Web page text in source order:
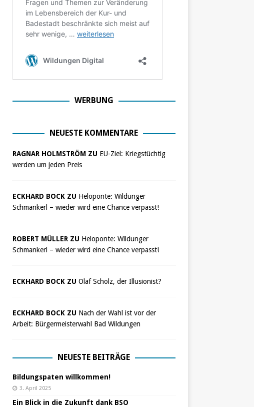
WERBUNG
NEUESTE KOMMENTARE
RAGNAR HOLMSTRÖM ZU EU-Ziel: Kriegstüchtig
werden um jeden Preis
ECKHARD BOCK ZU Heloponte: Wildunger
Schmankerl – wieder wird eine Chance verpasst!
ROBERT MÜLLER ZU Heloponte: Wildunger
Schmankerl – wieder wird eine Chance verpasst!
ECKHARD BOCK ZU Olaf Scholz, der Illusionist?
ECKHARD BOCK ZU Nach der Wahl ist vor der
Arbeit: Bürgermeisterwahl Bad Wildungen
NEUESTE BEITRÄGE
Bildungspaten willkommen!
3. April 2025
Ein Blick in die Zukunft dank BSO